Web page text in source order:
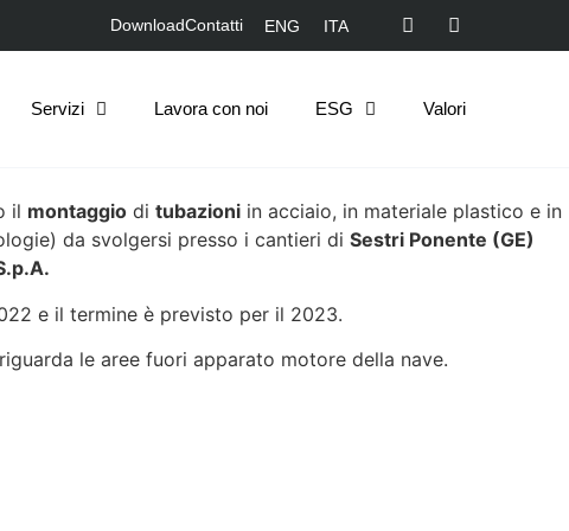
DownloadContatti ENG ITA
Servizi Lavora con noi ESG Valori
il montaggio di tubazioni in acciaio, in materiale plastico e in
da svolgersi presso i cantieri di Sestri Ponente (GE)
e il termine è previsto per il 2023.
riguarda le aree fuori apparato motore della nave.